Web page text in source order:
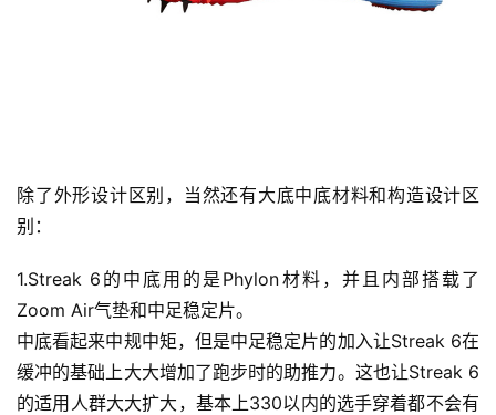
除了外形设计区别，当然还有大底中底材料和构造设计区
别：
1.Streak 6的中底用的是Phylon材料，并且内部搭载了
Zoom Air气垫和中足稳定片。
中底看起来中规中矩，但是中足稳定片的加入让Streak 6在
缓冲的基础上大大增加了跑步时的助推力。这也让Streak 6
的适用人群大大扩大，基本上330以内的选手穿着都不会有